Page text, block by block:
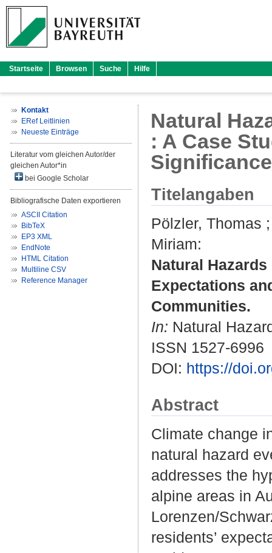
Startseite Browsen Suche Hilfe
Kontakt
ERef Leitlinien
Neueste Einträge
Literatur vom gleichen Autor/der
gleichen Autor*in
bei Google Scholar
Bibliografische Daten exportieren
ASCII Citation
BibTeX
EP3 XML
EndNote
HTML Citation
Multiline CSV
Reference Manager
Natural
: A Case
Titelangaben
Pölzler, Thomas
Miriam:
Natural
Expectations
Communities.
In: Natural
ISSN 1527-6996
DOI: https://
Abstract
Climate change
natural hazard
addresses the
alpine areas in
Lorenzen/
residents’